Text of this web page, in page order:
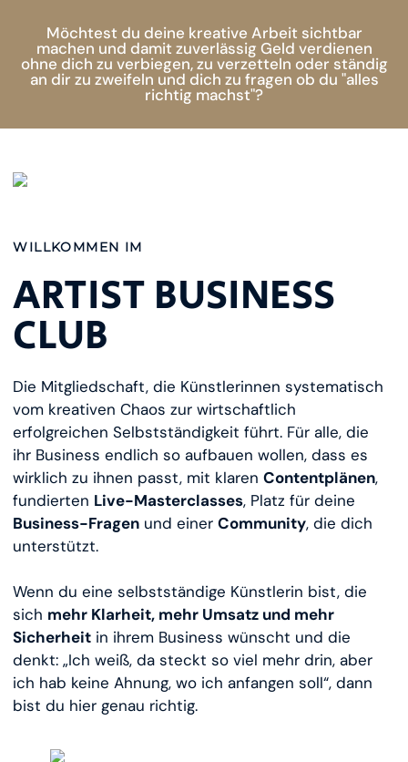
Möchtest du deine kreative Arbeit sichtbar
machen und damit zuverlässig Geld verdienen
ohne dich zu verbiegen, zu verzetteln oder ständig
an dir zu zweifeln und dich zu fragen ob du "alles
richtig machst"?
WILLKOMMEN IM
ARTIST BUSINESS
CLUB
Die Mitgliedschaft, die Künstlerinnen systematisch
vom kreativen Chaos zur wirtschaftlich
erfolgreichen Selbstständigkeit führt. Für alle, die
ihr Business endlich so aufbauen wollen, dass es
wirklich zu ihnen passt, mit klarenContentplänen,
fundierten Live-Masterclasses, Platz für deine
Business-Fragen und einerCommunity, die dich
unterstützt.
Wenn du eine selbstständige Künstlerin bist, die
sich mehr Klarheit, mehr Umsatz und mehr
Sicherheit in ihrem Business wünscht und die
denkt: „Ich weiß, da steckt so viel mehr drin, aber
ich hab keine Ahnung, wo ich anfangen soll“, dann
bist du hier genau richtig.